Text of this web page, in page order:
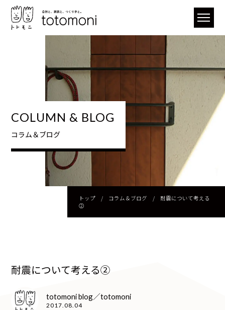
COLUMN & BLOG
コラム＆ブログ
トップ/ コラム＆ブログ / 耐震について考える
②
耐震について考える②
totomoni blog／totomoni
2017.08.04